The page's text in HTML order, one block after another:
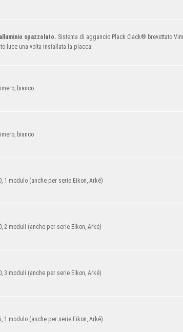
alluminio spazzolato. Sistema di aggancio Plack Clack® brevettato
luce una volta installata la placca
bianco
bianco
1 modulo (anche per serie Eikon, Arké)
2 moduli (anche per serie Eikon, Arké)
3 moduli (anche per serie Eikon, Arké)
1 modulo (anche per serie Eikon, Arké)